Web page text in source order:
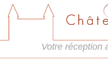
Votre réception